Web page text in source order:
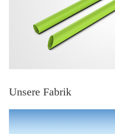
Unsere Fabrik